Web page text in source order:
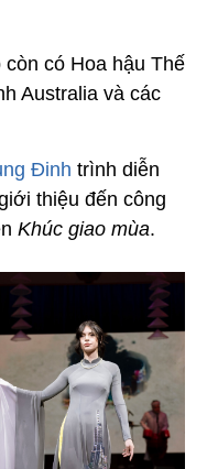
có Hoa hậu Thế
Australia và các
Đinh trình diễn
thiệu đến công
Khúc giao mùa.